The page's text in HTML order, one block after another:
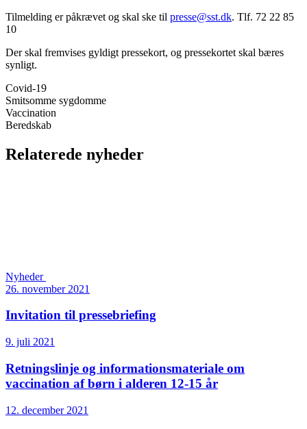
Tilmelding er påkrævet og skal ske til presse@sst.dk. Tlf. 72 22 85
10
Der skal fremvises gyldigt pressekort, og pressekortet skal bæres
synligt.
Covid-19
Smitsomme sygdomme
Vaccination
Beredskab
Relaterede nyheder
Nyheder
26. november 2021
Invitation til pressebriefing
9. juli 2021
Retningslinje og informationsmateriale om
vaccination af børn i alderen 12-15 år
12. december 2021